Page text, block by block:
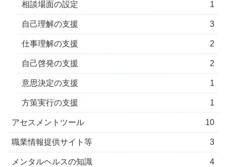
相談場面の設定 1
自己理解の支援 3
仕事理解の支援 2
自己啓発の支援 2
意思決定の支援 1
方策実行の支援 1
アセスメントツール 10
職業情報提供サイト等 3
メンタルヘルスの知識 4